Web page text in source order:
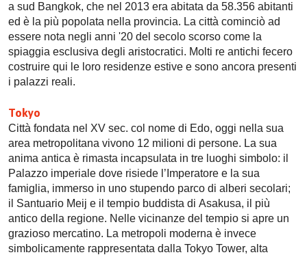
a sud Bangkok, che nel 2013 era abitata da 58.356 abitanti
ed è la più popolata nella provincia. La città cominciò ad
essere nota negli anni '20 del secolo scorso come la
spiaggia esclusiva degli aristocratici. Molti re antichi fecero
costruire qui le loro residenze estive e sono ancora presenti
i palazzi reali.
Tokyo
Città fondata nel XV sec. col nome di Edo, oggi nella sua
area metropolitana vivono 12 milioni di persone. La sua
anima antica è rimasta incapsulata in tre luoghi simbolo: il
Palazzo imperiale dove risiede l’Imperatore e la sua
famiglia, immerso in uno stupendo parco di alberi secolari;
il Santuario Meij e il tempio buddista di Asakusa, il più
antico della regione. Nelle vicinanze del tempio si apre un
grazioso mercatino. La metropoli moderna è invece
simbolicamente rappresentata dalla Tokyo Tower, alta